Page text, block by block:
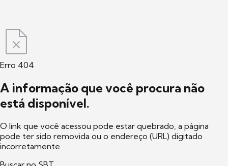
Erro 404
A informação que você procura não
está disponível.
O link que você acessou pode estar quebrado, a página
pode ter sido removida ou o endereço (URL) digitado
incorretamente.